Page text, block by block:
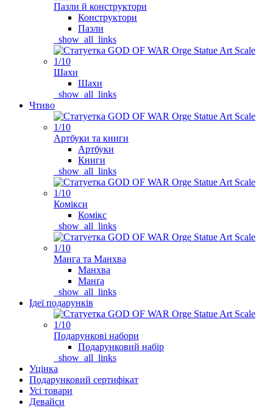
Пазли й конструктори
Конструктори
Пазли
_show_all_links
Шахи
Шахи
_show_all_links
Чтиво
Артбуки та книги
Артбуки
Книги
_show_all_links
Комікси
Комікс
_show_all_links
Манга та Манхва
Манхва
Манґа
_show_all_links
Ідеї подарунків
Подарункові набори
Подарунковий набір
_show_all_links
Уцінка
Подарунковий сертифікат
Усі товари
Девайси